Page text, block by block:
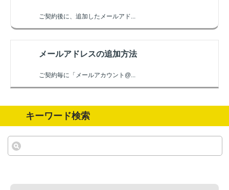
ご契約後に、追加したメールアド...
メールアドレスの追加方法
ご契約毎に「メールアカウント@...
キーワード検索